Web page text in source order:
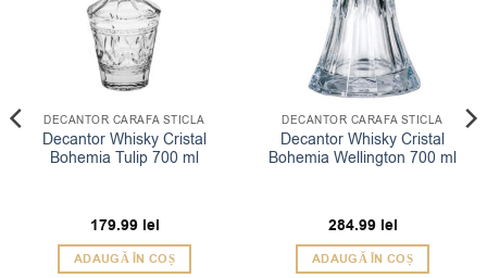
DECANTOR CARAFA STICLA
Decantor Whisky Cristal
Bohemia Tulip 700 ml
179.99 lei
ADAUGĂ ÎN COȘ
DECANTOR CARAFA STICLA
Decantor Whisky Cristal
Bohemia Wellington 700 ml
284.99 lei
ADAUGĂ ÎN COȘ